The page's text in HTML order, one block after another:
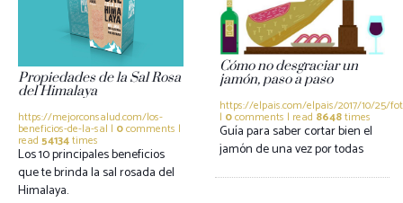
Propiedades de la Sal Rosa
del Himalaya
https://mejorconsalud.com/los-
beneficios-de-la-sal | 0comments |
read 54134times
Los 10 principales beneficios
que te brinda la sal rosada del
Himalaya.
Cómo no desgraciar un
jamón, paso a paso
https://elpais.com/elpais/2017/10/25/
| 0comments | read 8648times
Guía para saber cortar bien el
jamón de una vez por todas